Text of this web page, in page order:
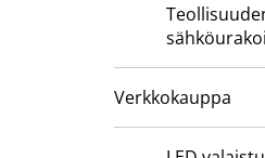
Verkkokauppa